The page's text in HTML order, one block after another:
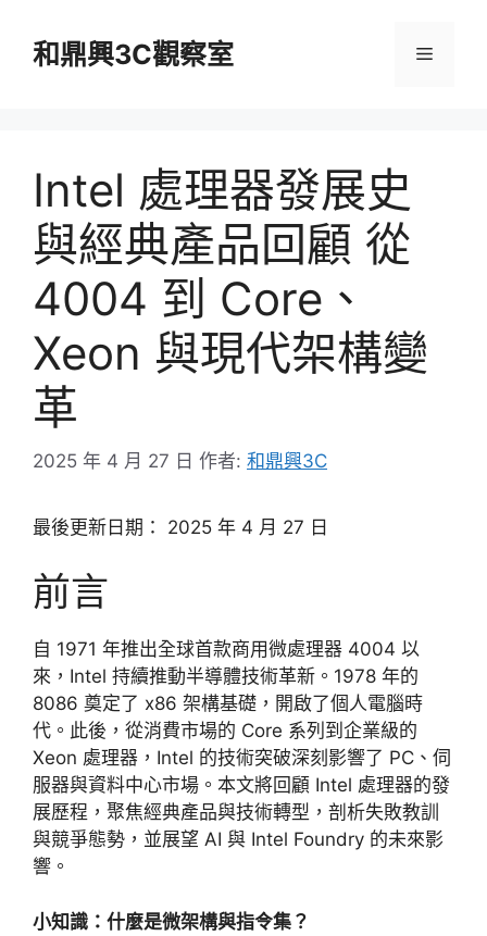
和鼎興3C觀察室 選
Intel 處理器發展史
與經典產品回顧 從
4004 到 Core、
Xeon 與現代架構變
革
2025 年 4 月 27 日 作者: 和鼎興3C
最後更新日期： 2025 年 4 月 27 日
前言
自 1971 年推出全球首款商用微處理器 4004 以
來，Intel 持續推動半導體技術革新。1978 年的
8086 奠定了 x86 架構基礎，開啟了個人電腦時
代。此後，從消費市場的 Core 系列到企業級的
Xeon 處理器，Intel 的技術突破深刻影響了 PC、伺
服器與資料中心市場。本文將回顧 Intel 處理器的發
展歷程，聚焦經典產品與技術轉型，剖析失敗教訓
與競爭態勢，並展望 AI 與 Intel Foundry 的未來影
響。
小知識：什麼是微架構與指令集？